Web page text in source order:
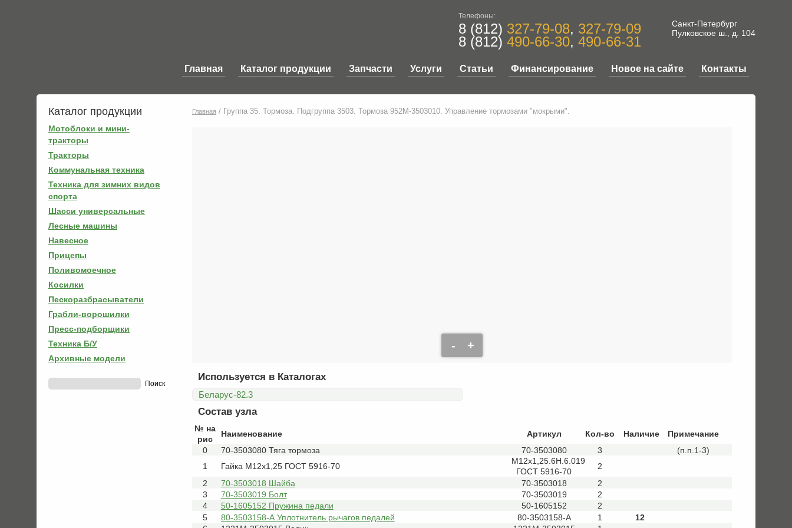
Телефоны:
8 (812) 327-79-08, 327-79-09
8 (812) 490-66-30, 490-66-31
Санкт-Петербург
Пулковское ш., д. 104
Главная Каталог продукции Запчасти Услуги Статьи Финансирование Новое на сайте Контакты
Каталог продукции
Мотоблоки и мини-
тракторы
Тракторы
Коммунальная техника
Техника для зимних видов
спорта
Шасси универсальные
Лесные машины
Навесное
Прицепы
Поливомоечное
Косилки
Пескоразбрасыватели
Грабли-ворошилки
Пресс-подборщики
Техника Б/У
Архивные модели
Главная / Группа 35. Тормоза. Подгруппа 3503. Тормоза 952М-3503010. Управление тормозами "мокрыми".
- +
Используется в Каталогах
Беларус-82.3
Состав узла
№ на
рис
Наименование Артикул Кол-во Наличие
Примечание
0
70-3503080 Тяга тормоза 70-3503080 3
(п.п.1-3)
1
Гайка М12х1,25 ГОСТ 5916-70
М12х1,25.6Н.6.019
ГОСТ 5916-70
2
2
70-3503018 Шайба 70-3503018
2
3
70-3503019 Болт 70-3503019
2
4
50-1605152 Пружина педали 50-1605152
2
5
80-3503158-А Уплотнитель рычагов педалей 80-3503158-А 1
12